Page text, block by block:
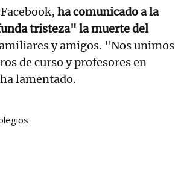
ha comunicado a la
tristeza" la muerte del
y amigos. "Nos unimos
de curso y profesores en
lamentado.